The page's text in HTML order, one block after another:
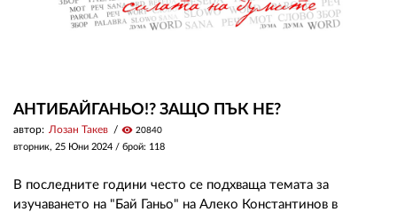
АНТИБАЙГАНЬО!? ЗАЩО ПЪК НЕ?
автор: Лозан Такев visibility 20840
вторник, 25 Юни 2024 / брой: 118
В последните години често се подхваща темата за
изучаването на "Бай Ганьо" на Алеко Константинов в